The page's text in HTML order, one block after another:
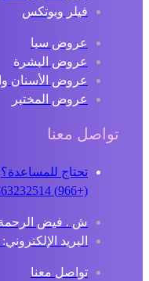
فيلر وبوتكس
عروض سبا
عروض البشرة
عروض الأسنان واللثة
عروض المختبر
تواصل معنا
تحتاج للمساعدة؟
ش . فيض الرحمة -
البريد الإلكتروني: help@tabibgroupapp.com
تواصل معنا